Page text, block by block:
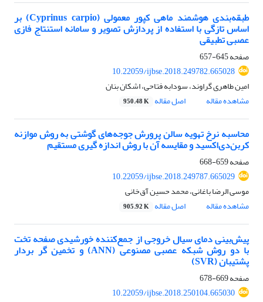
طبقه‌بندی هوشمند ماهی کپور معمولی (Cyprinus carpio) بر
اساس تازگی با استفاده از پردازش تصویر و سامانه استنتاج فازی
عصبی تطبیقی
صفحه645-657
10.22059/ijbse.2018.249782.665028
امین طاهری گراوند، سودابه فتاحی، اشکان بنان
مشاهده مقاله
اصل مقاله 950.48 K
محاسبه نرخ تهویه سالن پرورش جوجه‌های گوشتی به روش موازنه
کربن‌دی‌اکسید و مقایسه آن با روش اندازه گیری مستقیم
صفحه659-668
10.22059/ijbse.2018.249787.665029
موسی الرضا باغانی، محمد حسین آق‌خانی
مشاهده مقاله
اصل مقاله 905.92 K
پیش‌بینی دمای سیال خروجی از جمع‌کننده خورشیدی صفحه تخت
با دو روش شبکه عصبی مصنوعی (ANN) و تخمین گر بردار
پشتیبان (SVR)
صفحه669-678
10.22059/ijbse.2018.250104.665030